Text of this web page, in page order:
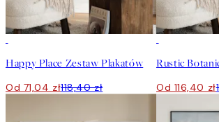
Happy Place Zestaw Plakatów
Od 71,04 zł118,40 zł Od 116,40 zł